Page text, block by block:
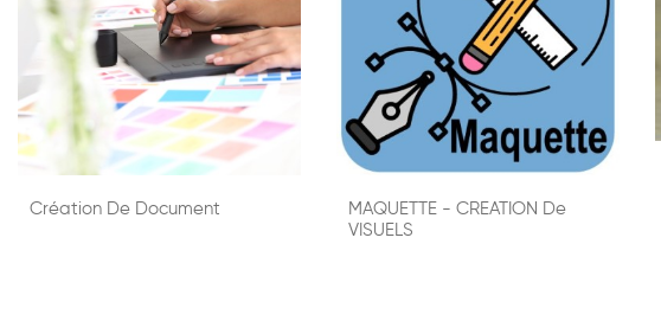
Création De Document
MAQUETTE - CREATION De
VISUELS